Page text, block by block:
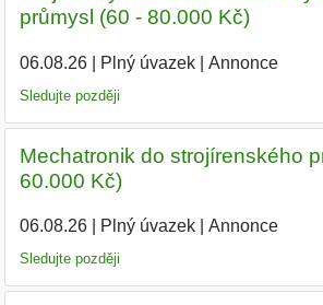
průmysl (60 - 80.000 Kč)
06.08.26| Plný úvazek| Annonce
Sledujte později
Mechatronik do strojírenského
60.000 Kč)
06.08.26| Plný úvazek| Annonce
Sledujte později